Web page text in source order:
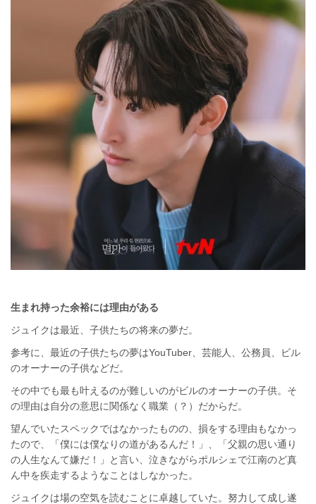
生まれ持った余裕には理由がある
ジュイクは最近、子供たちの将来の夢だ。
参考に、最近の子供たちの夢はYouTuber、芸能人、公務員、ビル
のオーナーの子供などだ。
その中でも最も叶えるのが難しいのがビルのオーナーの子供。そ
の理由は自分の意思に関係なく職業（？）だからだ。
望んでいたスペックではなかったものの、損をする理由もなかっ
たので、「僕には僕なりの道があるんだ！」、「父親の思い通り
の人生なんて嫌だ！」と言い、泣きながらポルシェで江南のど真
ん中を疾走するようなことはしなかった。
ジュイクは場の空気を読むことに卓越していた。努力して成し遂